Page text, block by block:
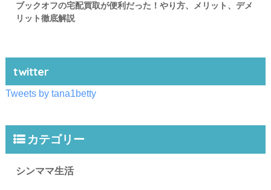
ブックオフの宅配買取が便利だった！やり方、メリット、デメ
リット徹底解説
twitter
Tweets by tana1betty
カテゴリー
シンママ生活